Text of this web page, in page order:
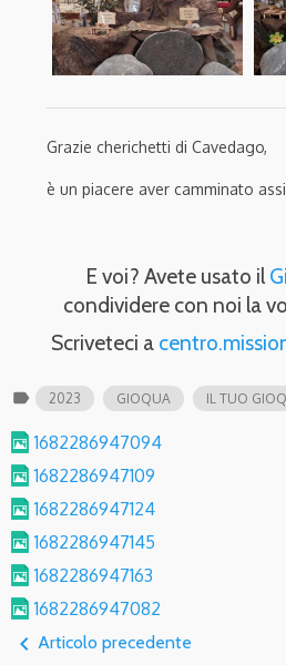
Grazie cherichetti di Cavedago,
è un piacere aver camminato
E voi? Avete usato il
condividere con noi la
Scriveteci a
label 2023 GIOQUA IL TUO
1682286947094
1682286947109
1682286947124
1682286947145
1682286947163
1682286947082
navigate_before Articolo precedente